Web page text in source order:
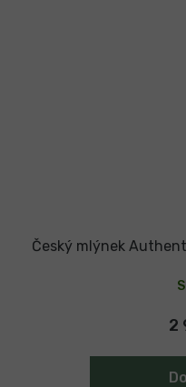
Český mlýnek
2